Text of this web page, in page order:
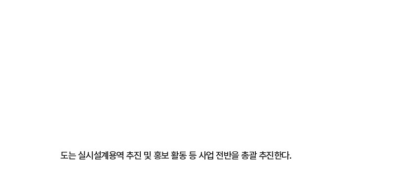
도는 실시설계용역 추진 및 홍보 활동 등 사업 전반을 총괄 추진한다.